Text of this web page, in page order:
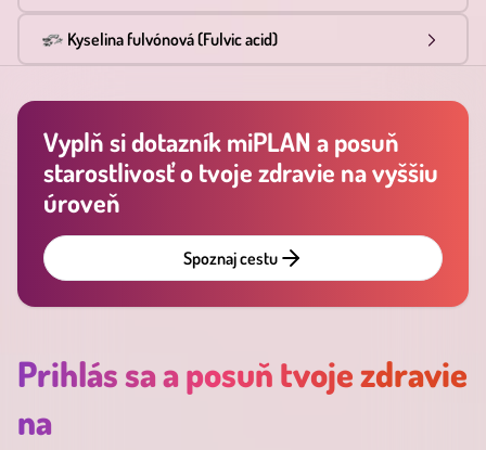
Kyselina fulvónová (Fulvic acid)
Vyplň si dotazník miPLAN a posuň
starostlivosť o tvoje zdravie na vyššiu
úroveň
Spoznaj cestu
Prihlás sa a posuň tvoje zdravie
na